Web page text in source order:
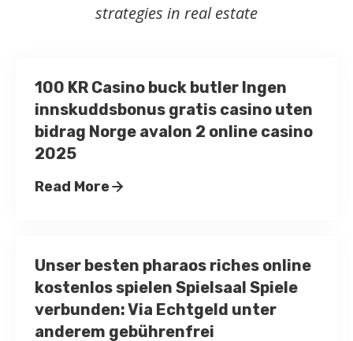
strategies in real estate
100 KR Casino buck butler Ingen
innskuddsbonus gratis casino uten
bidrag Norge avalon 2 online casino
2025
Read More
Unser besten pharaos riches online
kostenlos spielen Spielsaal Spiele
verbunden: Via Echtgeld unter
anderem gebührenfrei